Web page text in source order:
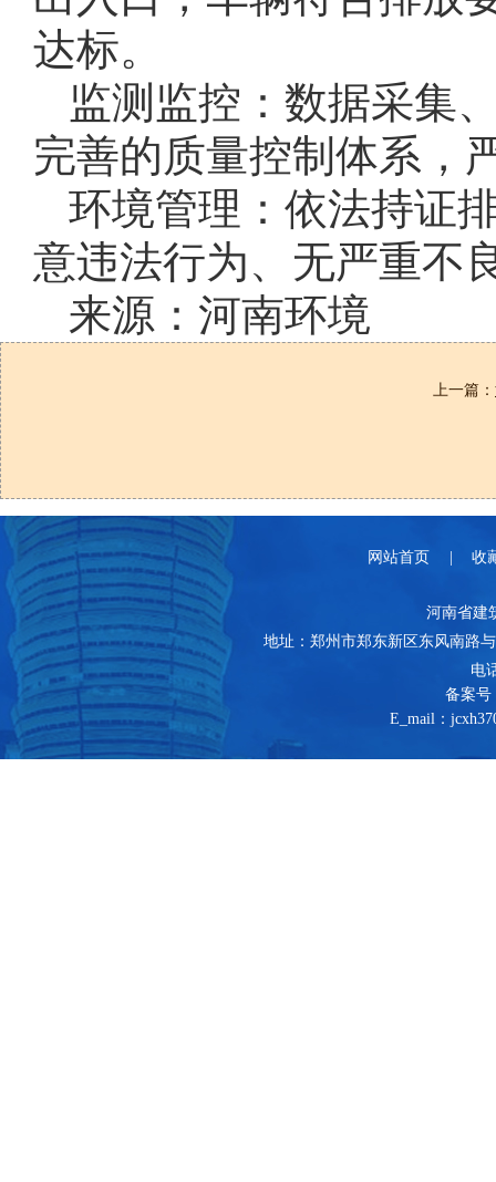
达标。
监测监控：数据采集
完善的质量控制体系，
环境管理：依法持证
意违法行为、无严重不
来源：河南环境
上一篇：